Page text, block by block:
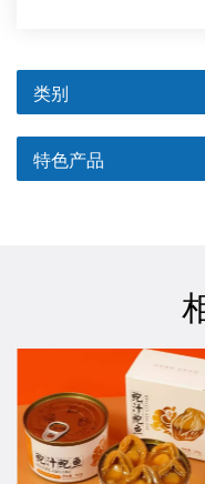
类别
特色产品